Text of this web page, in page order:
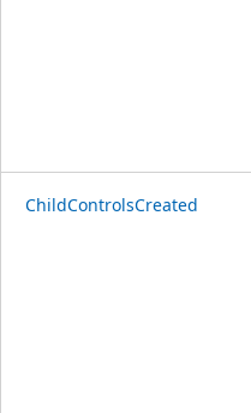
ChildControlsCreated